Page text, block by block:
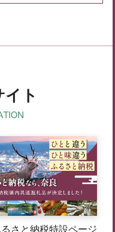
ト
さと納税特設ページ